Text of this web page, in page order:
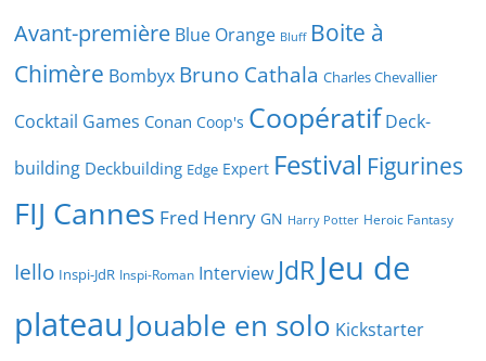
Avant-première Blue Orange Bluff Boite à
Chimère Bombyx Bruno Cathala Charles Chevallier
Cocktail Games Conan Coop's Coopératif Deck-
building Deckbuilding Edge Expert Festival Figurines
FIJ Cannes Fred Henry GN Harry Potter Heroic Fantasy
Iello Inspi-JdR Inspi-Roman Interview JdRJeu de
plateau Jouable en solo Kickstarter